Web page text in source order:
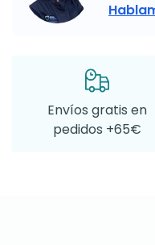
Envíos gratis en
pedidos +65€